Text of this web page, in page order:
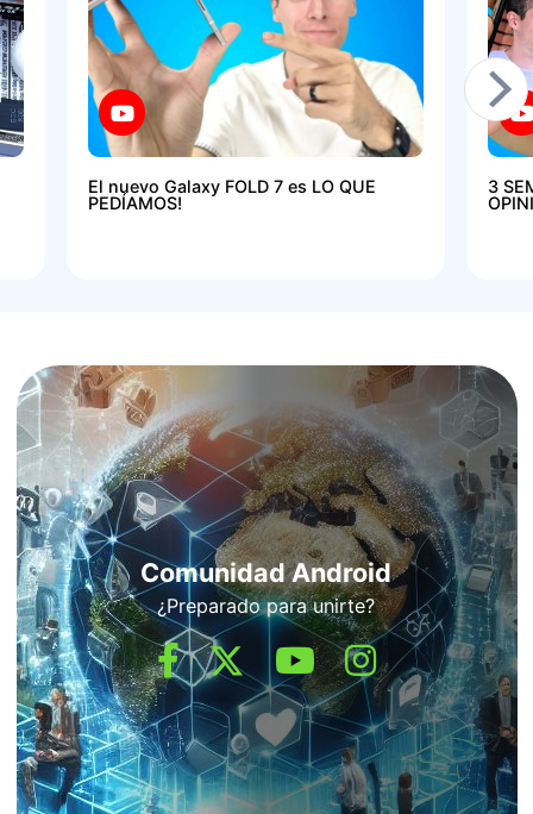
El nuevo Galaxy FOLD 7 es LO QUE
PEDÍAMOS!
3
Comunidad Android
¿Preparado para unirte?